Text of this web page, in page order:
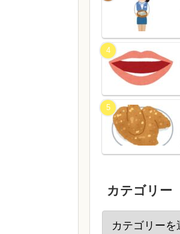
カテゴリー